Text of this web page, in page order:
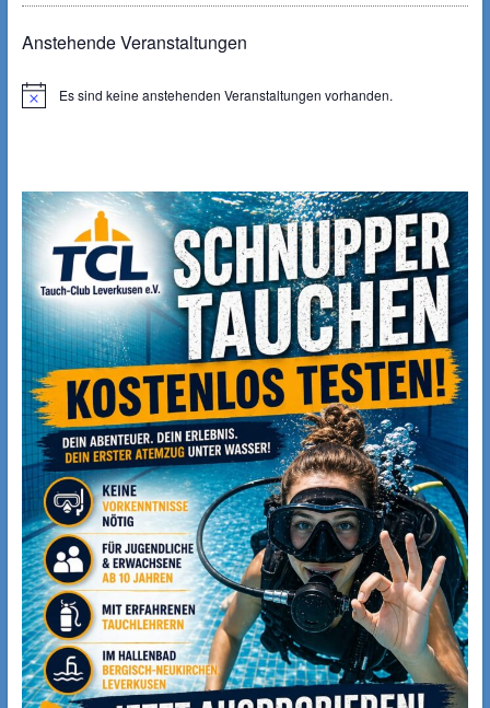
Anstehende Veranstaltungen
HinweisEs sind keine anstehenden Veranstaltungen vorhanden.